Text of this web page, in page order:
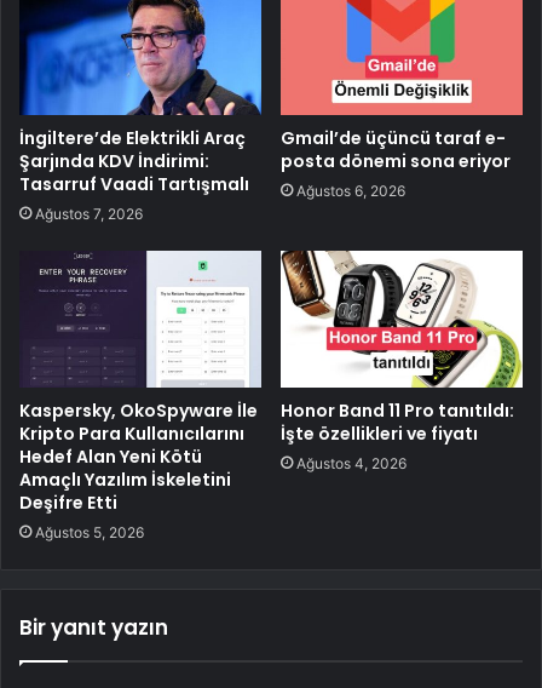
İngiltere’de Elektrikli Araç
Şarjında KDV İndirimi:
Tasarruf Vaadi Tartışmalı
Ağustos 7, 2026
Gmail’de üçüncü taraf e-
posta dönemi sona eriyor
Ağustos 6, 2026
Kaspersky, OkoSpyware İle
Kripto Para Kullanıcılarını
Hedef Alan Yeni Kötü
Amaçlı Yazılım İskeletini
Deşifre Etti
Ağustos 5, 2026
Honor Band 11 Pro tanıtıldı:
İşte özellikleri ve fiyatı
Ağustos 4, 2026
Bir yanıt yazın